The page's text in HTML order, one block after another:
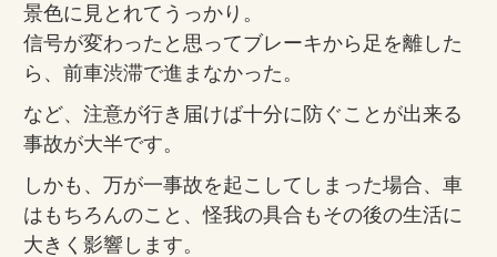
景色に見とれてうっかり。
信号が変わったと思ってブレーキから足を離した
ら、前車渋滞で進まなかった。
など、注意が行き届けば十分に防ぐことが出来る
事故が大半です。
しかも、万が一事故を起こしてしまった場合、車
はもちろんのこと、怪我の具合もその後の生活に
大きく影響します。